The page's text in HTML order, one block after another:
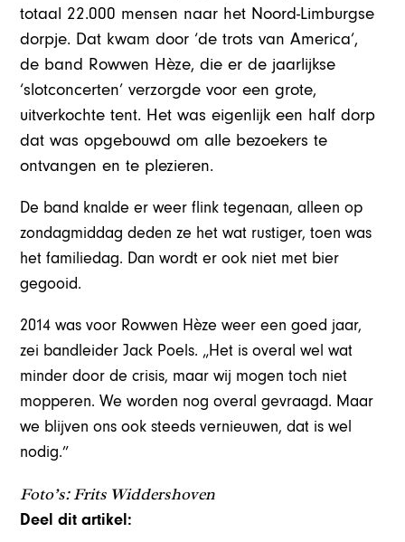
totaal 22.000 mensen naar het Noord-Limburgse
dorpje. Dat kwam door ‘de trots van America’,
de band Rowwen Hèze, die er de jaarlijkse
‘slotconcerten’ verzorgde voor een grote,
uitverkochte tent. Het was eigenlijk een half dorp
dat was opgebouwd om alle bezoekers te
ontvangen en te plezieren.
De band knalde er weer flink tegenaan, alleen op
zondagmiddag deden ze het wat rustiger, toen was
het familiedag. Dan wordt er ook niet met bier
gegooid.
2014 was voor Rowwen Hèze weer een goed jaar,
zei bandleider Jack Poels. „Het is overal wel wat
minder door de crisis, maar wij mogen toch niet
mopperen. We worden nog overal gevraagd. Maar
we blijven ons ook steeds vernieuwen, dat is wel
nodig.”
Foto’s: Frits Widdershoven
Deel dit artikel: